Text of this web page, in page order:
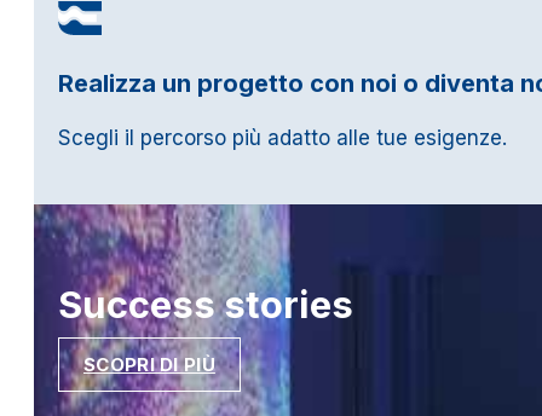
Realizza un progetto con noi o diventa
Scegli il percorso più adatto alle tue esigenze.
Successstories
SCOPRI DI PIÙ